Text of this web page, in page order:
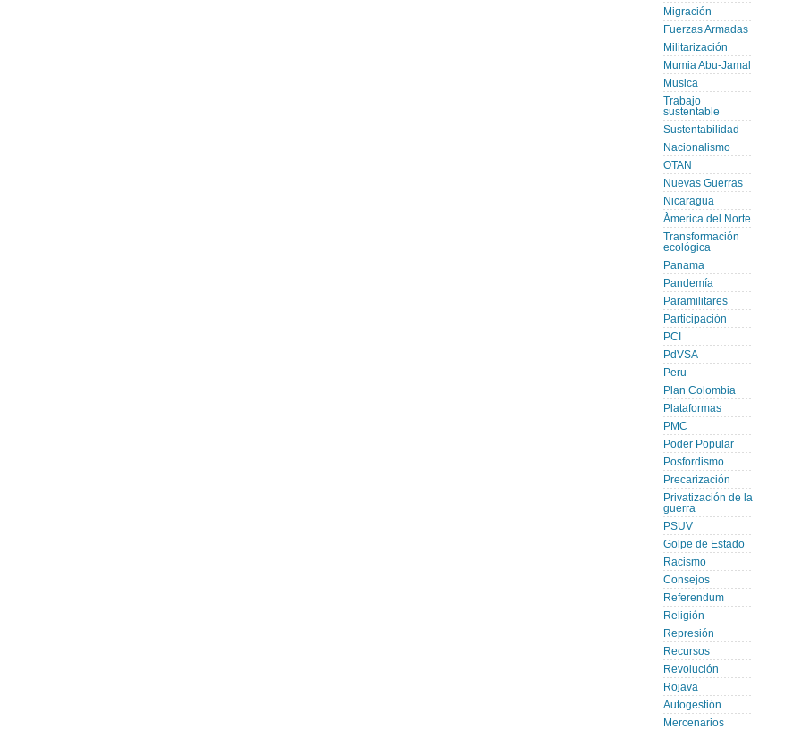
Migración
Fuerzas Armadas
Militarización
Mumia Abu-Jamal
Musica
Trabajo
sustentable
Sustentabilidad
Nacionalismo
OTAN
Nuevas Guerras
Nicaragua
Àmerica del Norte
Transformación
ecológica
Panama
Pandemía
Paramilitares
Participación
PCI
PdVSA
Peru
Plan Colombia
Plataformas
PMC
Poder Popular
Posfordismo
Precarización
Privatización de la
guerra
PSUV
Golpe de Estado
Racismo
Consejos
Referendum
Religión
Represión
Recursos
Revolución
Rojava
Autogestión
Mercenarios